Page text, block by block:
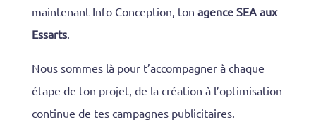
maintenant Info Conception, ton agence SEA aux
Essarts.
Nous sommes là pour t’accompagner à chaque
étape de ton projet, de la création à l’optimisation
continue de tes campagnes publicitaires.